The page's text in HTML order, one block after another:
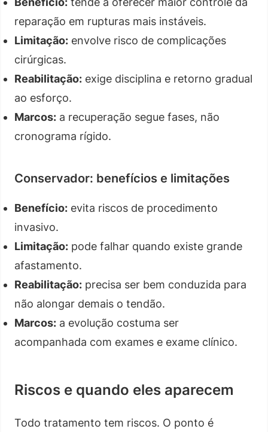
reparação em rupturas mais instáveis.
Limitação: envolve risco de complicações
cirúrgicas.
Reabilitação: exige disciplina e retorno gradual
ao esforço.
Marcos: a recuperação segue fases, não
cronograma rígido.
Conservador: benefícios e limitações
Benefício: evita riscos de procedimento
invasivo.
Limitação: pode falhar quando existe grande
afastamento.
Reabilitação: precisa ser bem conduzida para
não alongar demais o tendão.
Marcos: a evolução costuma ser
acompanhada com exames e exame clínico.
Riscos e quando eles aparecem
Todo tratamento tem riscos. O ponto é